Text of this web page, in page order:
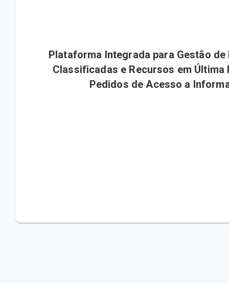
Plataforma Integrada para Gestão
Classificadas e Recursos em Última
Pedidos de Acesso a